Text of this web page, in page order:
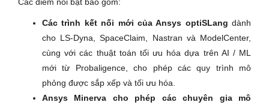
Các điểm nổi bật bao gồm:
Các trình kết nối mới của Ansys optiSLang dành
cho LS-Dyna, SpaceClaim, Nastran và ModelCenter,
cùng với các thuật toán tối ưu hóa dựa trên AI / ML
mới từ Probaligence, cho phép các quy trình mô
phỏng được sắp xếp và tối ưu hóa.
Ansys Minerva cho phép các chuyên gia mô